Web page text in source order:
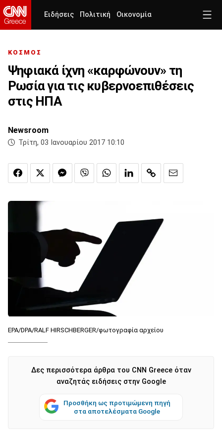
Ειδήσεις Πολιτική Οικονομία
ΚΟΣΜΟΣ
Ψηφιακά ίχνη «καρφώνουν» τη
Ρωσία για τις κυβερνοεπιθέσεις
στις ΗΠΑ
Newsroom
Τρίτη, 03 Ιανουαρίου 2017 10:10
EPA/DPA/RALF HIRSCHBERGER/φωτογραφία αρχείου
Δες περισσότερα άρθρα του CNN Greece όταν
αναζητάς ειδήσεις στην Google
Προσθήκη ως προτιμώμενη πηγή
στα αποτελέσματα Google